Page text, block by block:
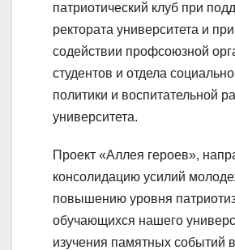
патриотический клуб при
ректората университета и
содействии профсоюзной
студентов и отдела
политики и воспитательной
университета.
Проект «Аллея героев»,
консолидацию усилий
повышению уровня
обучающихся нашего
изучения памятных событий